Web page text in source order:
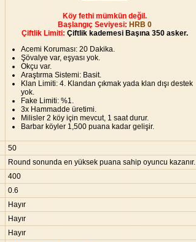
Köy fethi mümkün değil.
Başlangıç Seviyesi: HRB 0
Çiftlik Limiti: Çiftlik kademesi Başına 350 asker.
Acemi Koruması: 20 Dakika.
Şövalye var, eşyası yok.
Okçu var.
Araştırma Sistemi: Basit.
Klan Limiti: 4. Klandan çıkmak yada klan dışı destek
yok.
Fake Limiti: %1.
3x Hammadde üretimi.
Milisler 2 köy için mevcut, 1 saat durur.
Barbar köyler 1,500 puana kadar gelişir.
50
Round sonunda en yüksek puana sahip oyuncu kazanır.
400
0.6
Hayır
Hayır
Hayır